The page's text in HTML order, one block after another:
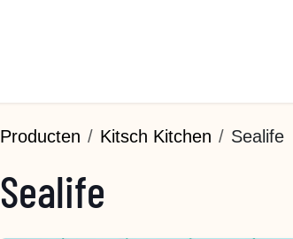
Producten Kitsch Kitchen Sealife
Sealife